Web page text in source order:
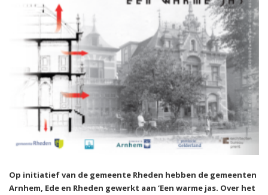
Op initiatief van de gemeente Rheden hebben de gemeenten
Arnhem, Ede en Rheden gewerkt aan ‘Een warme jas. Over het